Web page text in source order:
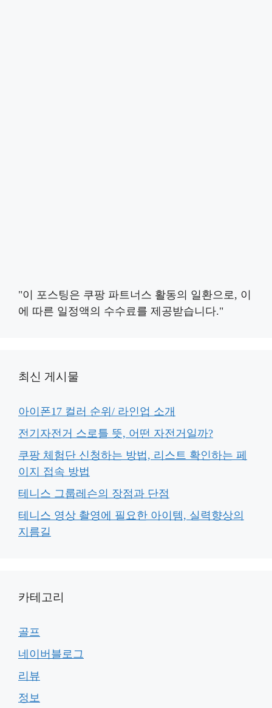
"이 포스팅은 쿠팡 파트너스 활동의 일환으로, 이
에 따른 일정액의 수수료를 제공받습니다."
최신 게시물
아이폰17 컬러 순위/ 라인업 소개
전기자전거 스로틀 뜻, 어떤 자전거일까?
쿠팡 체험단 신청하는 방법, 리스트 확인하는 페
이지 접속 방법
테니스 그룹레슨의 장점과 단점
테니스 영상 촬영에 필요한 아이템, 실력향상의
지름길
카테고리
골프
네이버블로그
리뷰
정보